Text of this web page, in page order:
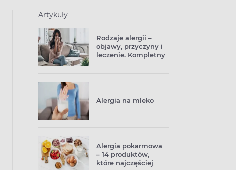
Artykuły
Rodzaje alergii –
objawy, przyczyny i
leczenie. Kompletny
Alergia na mleko
Alergia pokarmowa
– 14 produktów,
które najczęściej